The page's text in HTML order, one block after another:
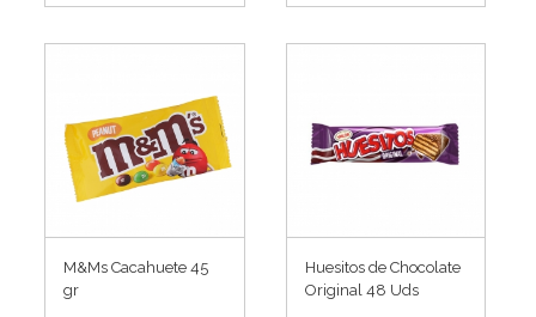
M&Ms Cacahuete 45
gr
Huesitos de Chocolate
Original 48 Uds